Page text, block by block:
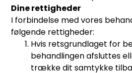
Dine rettigheder
I forbindelse med vores
følgende rettigheder:
Hvis retsgrundlaget for
behandlingen afsluttes
trække dit samtykke